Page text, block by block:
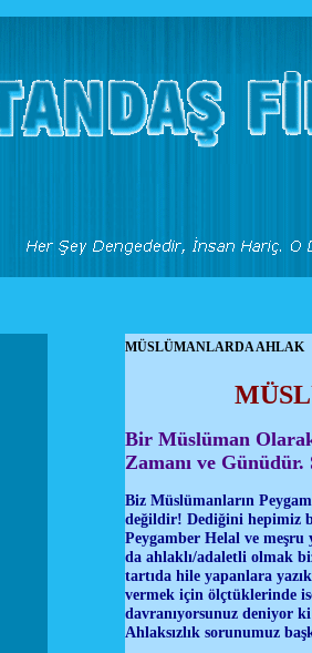
MÜSLÜMANLARDA AHLAK
Bir Müslüman
Zamanı ve Günüdür.
Biz Müslümanların
değildir! Dediğini hepimiz
Peygamber Helal ve
da ahlaklı/adaletli olmak
tartıda hile yapanlara
vermek için ölçtüklerinde
davranıyorsunuz deniyor
Ahlaksızlık sorunumuz